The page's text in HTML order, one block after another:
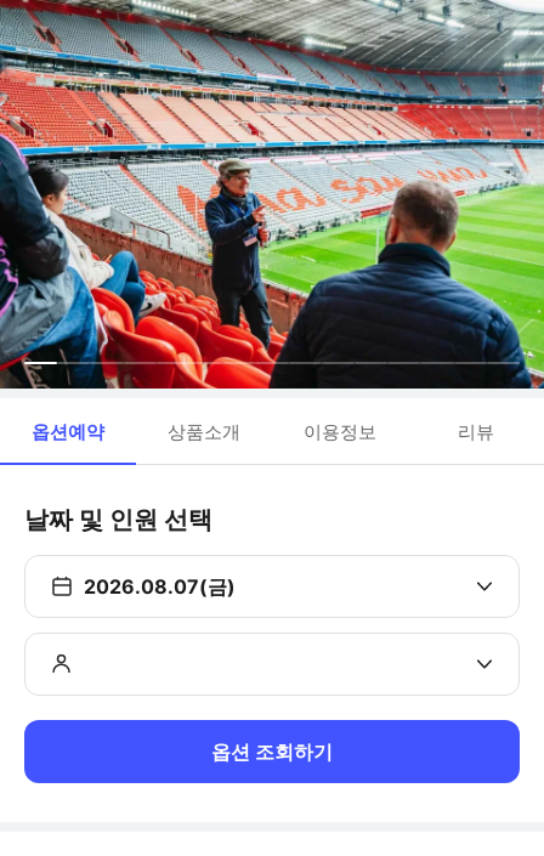
옵션예약 상품소개 이용정보 리뷰
날짜 및 인원 선택
2026.08.07(금)
옵션 조회하기